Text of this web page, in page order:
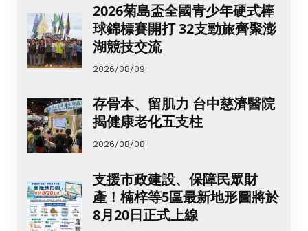
2026菊島盃全國青少年硬式棒
球錦標賽開打 32支勁旅齊聚澎
湖競技交流
2026/08/09
存骨本、留肌力 台中慈濟醫院
揭健康老化五支柱
2026/08/08
支援市政建設、保障民眾財
產！楠梓等5區最新地形圖將於
8月20日正式上線